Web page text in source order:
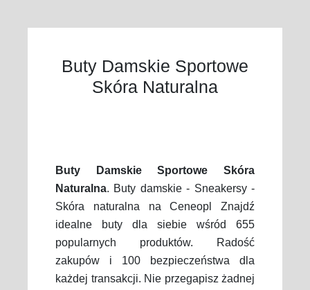
Buty Damskie Sportowe
Skóra Naturalna
Buty Damskie Sportowe Skóra
Naturalna. Buty damskie - Sneakersy -
Skóra naturalna na Ceneopl Znajdź
idealne buty dla siebie wśród 655
popularnych produktów. Radość
zakupów i 100 bezpieczeństwa dla
każdej transakcji. Nie przegapisz żadnej